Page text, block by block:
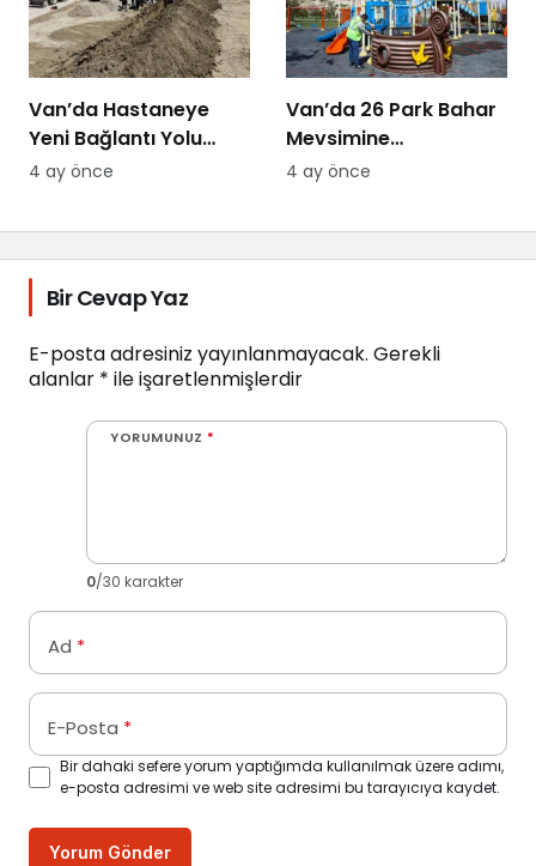
Van’da Hastaneye
Yeni Bağlantı Yolu
Yapılıyor
4 ay önce
Van’da 26 Park Bahar
Mevsimine
Hazırlanıyor
4 ay önce
Bir Cevap Yaz
E-posta adresiniz yayınlanmayacak. Gerekli
alanlar * ile işaretlenmişlerdir
YORUMUNUZ *
0/30 karakter
Ad *
E-Posta *
Bir dahaki sefere yorum yaptığımda kullanılmak üzere adımı,
e-posta adresimi ve web site adresimi bu tarayıcıya kaydet.
Yorum Gönder